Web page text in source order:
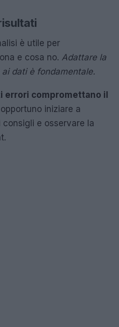
è utile per
e cosa no. Adattare la
dati è fondamentale.
errori compromettano il
opportuno iniziare a
e osservare la